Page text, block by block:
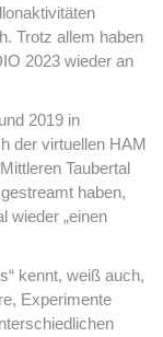
Trotz allem haben
2023 wieder an
2019 in
der virtuellen HAM
Taubertal
haben,
wieder „einen
kennt, weiß auch,
Experimente